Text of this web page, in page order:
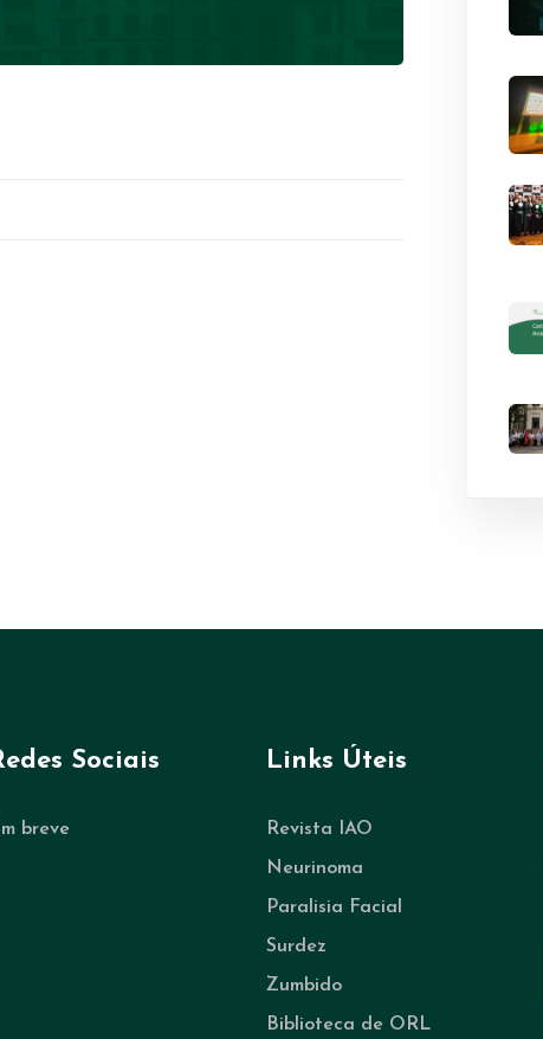
Sociais
breve
Links Úteis
Revista IAO
Neurinoma
Paralisia Facial
Surdez
Zumbido
Biblioteca de ORL